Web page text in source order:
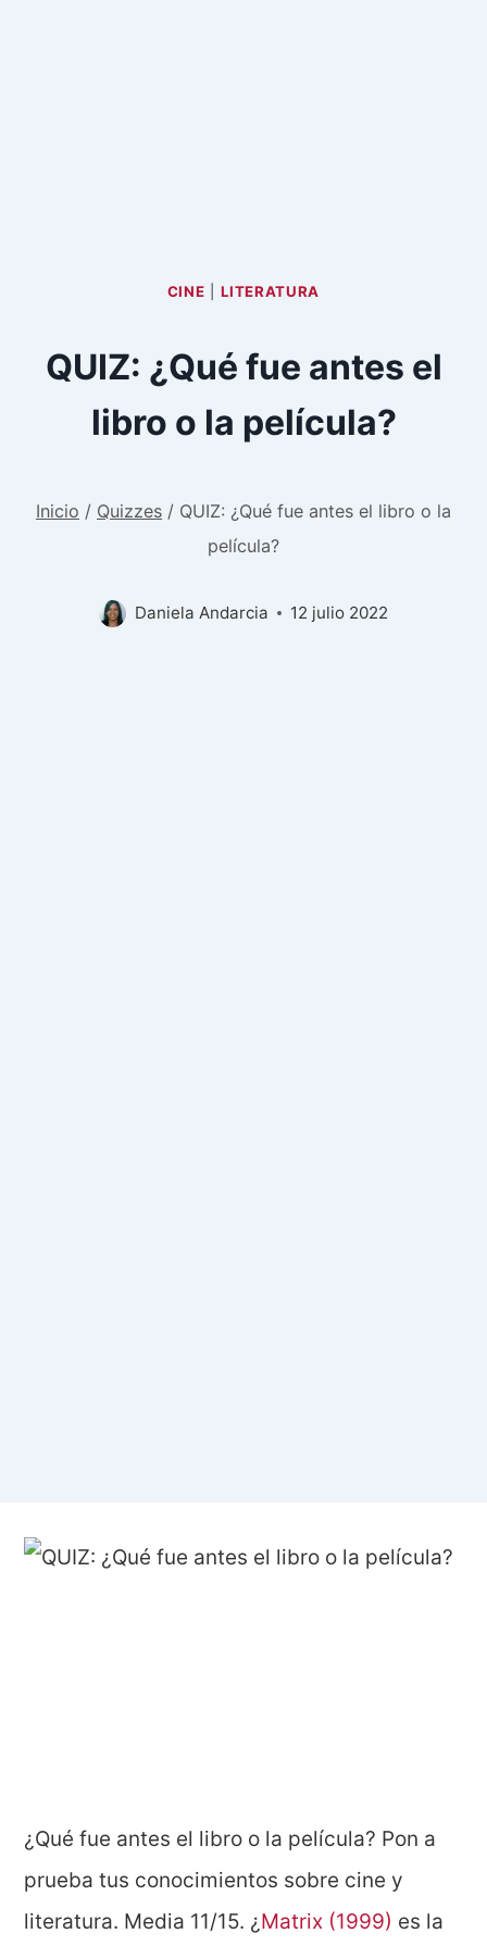
CINE LITERATURA
QUIZ: ¿Qué fue antes el
libro o la película?
Inicio / Quizzes / QUIZ: ¿Qué fue antes el libro o la
película?
Daniela Andarcia 12 julio 2022
¿Qué fue antes el libro o la película? Pon a
prueba tus conocimientos sobre cine y
literatura. Media 11/15. ¿Matrix (1999) es la